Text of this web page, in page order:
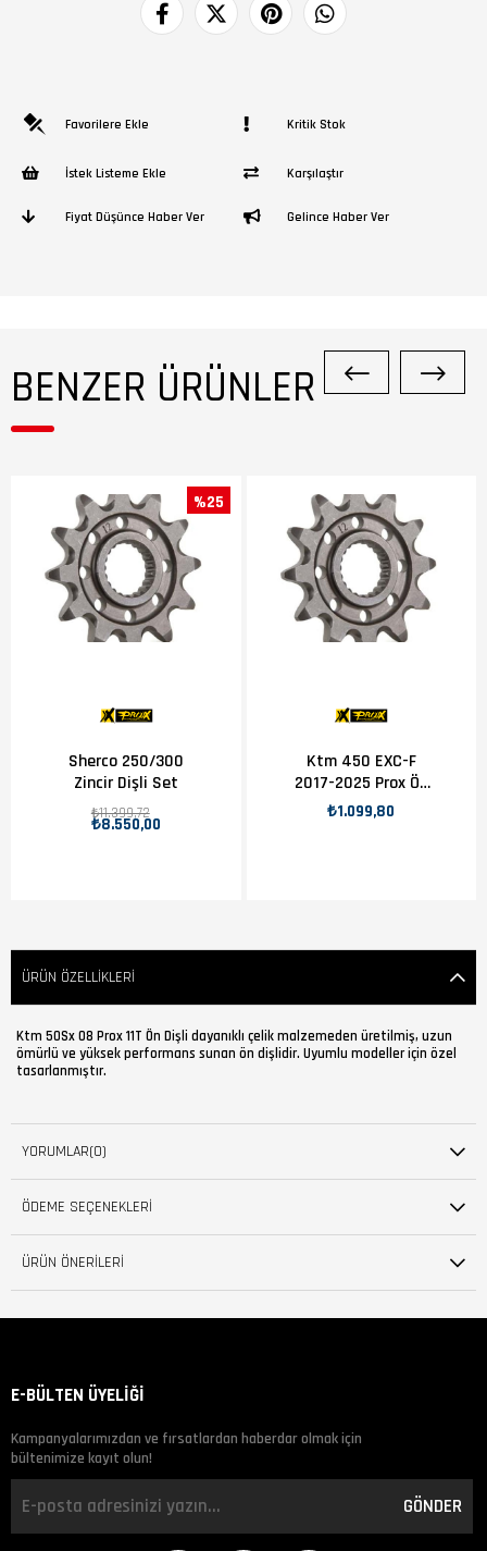
Favorilere Ekle Kritik Stok
İstek Listeme Ekle Karşılaştır
Fiyat Düşünce Haber Ver Gelince Haber Ver
BENZER ÜRÜNLER
Sherco 250/300
Zincir Dişli Set
₺8.550,00
₺11.399,72
%25
Ktm 450 EXC-F
2017-2025 Prox Ön
Dişli 13T
₺1.099,80
ÜRÜN ÖZELLIKLERI
Ktm 50Sx 08 Prox 11T Ön Dişli dayanıklı çelik malzemeden üretilmiş, uzun
ömürlü ve yüksek performans sunan ön dişlidir. Uyumlu modeller için özel
tasarlanmıştır.
YORUMLAR(0)
ÖDEME SEÇENEKLERI
ÜRÜN ÖNERILERI
E-BÜLTEN ÜYELİĞİ
Kampanyalarımızdan ve fırsatlardan haberdar olmak için
bültenimize kayıt olun!
GÖNDER